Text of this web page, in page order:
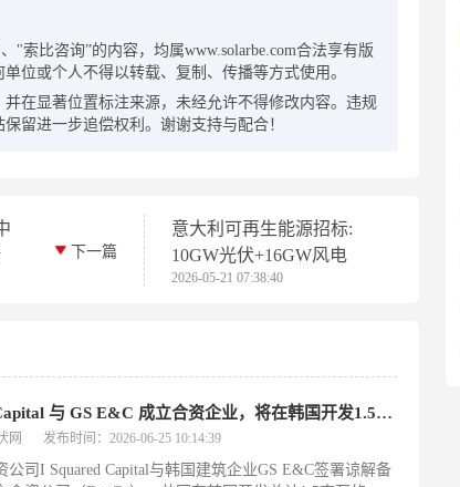
"索比咨询”的内容，均属www.solarbe.com合法享有版
位或个人不得以转载、复制、传播等方式使用。
在显著位置标注来源，未经允许不得修改内容。违规
留进一步追偿权利。谢谢支持与配合！
下一篇
意大利可再生能源招标:
10GW光伏+16GW风电
2026-05-21 07:38:40
I Squared Capital 与 GS E&C 成立合资企业，将在韩国开发1.5 吉瓦光伏及电池储能项目
网 发布时间：2026-06-25 10:14:39
公司I Squared Capital与韩国建筑企业GS E&C签署谅解备